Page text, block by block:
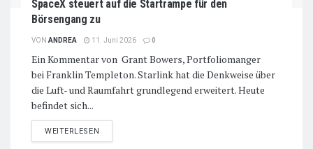
SpaceX steuert auf die Startrampe für den
Börsengang zu
VON ANDREA 11. Juni 2026 0
Ein Kommentar von Grant Bowers, Portfoliomanger
bei Franklin Templeton. Starlink hat die Denkweise über
die Luft- und Raumfahrt grundlegend erweitert. Heute
befindet sich...
WEITERLESEN